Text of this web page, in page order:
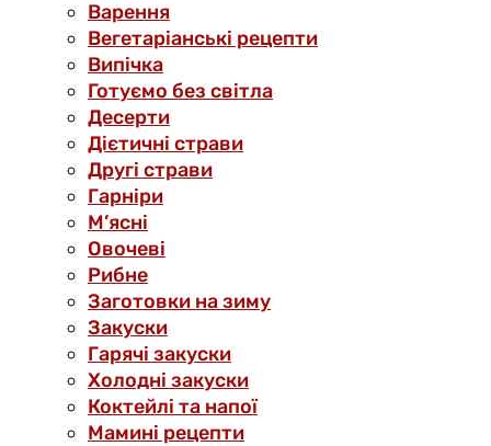
Варення
Вегетаріанські рецепти
Випічка
Готуємо без світла
Десерти
Дієтичні страви
Другі страви
Гарніри
М’ясні
Овочеві
Рибне
Заготовки на зиму
Закуски
Гарячі закуски
Холодні закуски
Коктейлі та напої
Мамині рецепти